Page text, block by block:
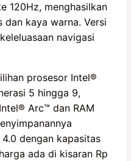
120Hz, menghasilkan
dan kaya warna. Versi
navigasi
prosesor Intel®️
5 hingga 9,
Arc™️ dan RAM
dengan kapasitas
ada di kisaran Rp